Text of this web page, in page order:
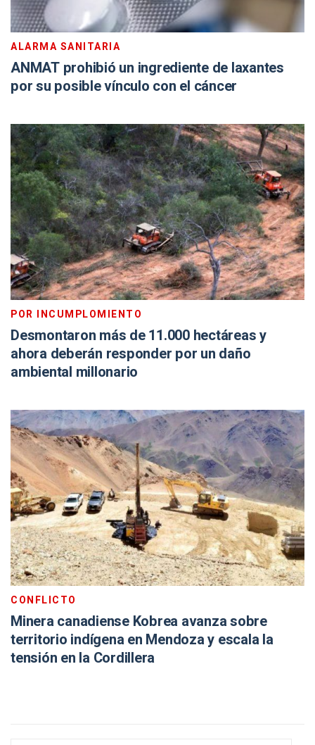
ALARMA SANITARIA
ANMAT prohibió un ingrediente de laxantes
por su posible vínculo con el cáncer
POR INCUMPLOMIENTO
Desmontaron más de 11.000 hectáreas y
ahora deberán responder por un daño
ambiental millonario
CONFLICTO
Minera canadiense Kobrea avanza sobre
territorio indígena en Mendoza y escala la
tensión en la Cordillera